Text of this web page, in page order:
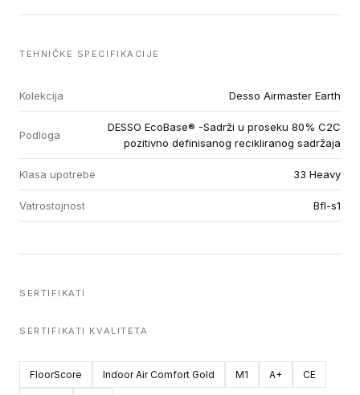
TEHNIČKE SPECIFIKACIJE
Kolekcija Desso Airmaster Earth
Podloga
DESSO EcoBase® -Sadrži u proseku 80% C2C
pozitivno definisanog recikliranog sadržaja
Klasa upotrebe 33 Heavy
Vatrostojnost Bfl-s1
SERTIFIKATI
SERTIFIKATI KVALITETA
FloorScore Indoor Air Comfort Gold M1 A+ CE